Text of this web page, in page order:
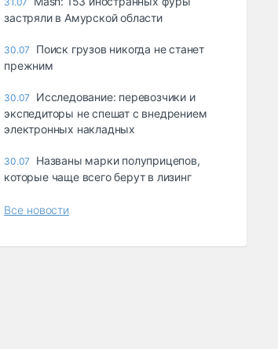
застряли в Амурской области
30.07
Поиск грузов никогда не станет
прежним
30.07
Исследование: перевозчики и
экспедиторы не спешат с внедрением
электронных накладных
30.07
Названы марки полуприцепов,
которые чаще всего берут в лизинг
Все новости